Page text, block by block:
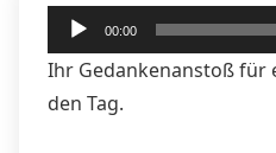
Audio-
Player
00:00
Ihr Gedankenanstoß für
den Tag.